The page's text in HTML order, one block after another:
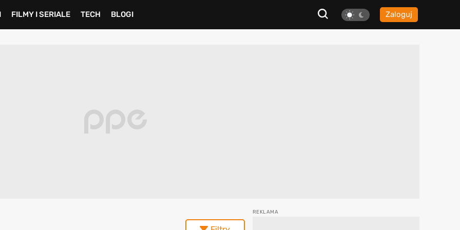
Zaloguj
FILMY I SERIALE TECH BLOGI